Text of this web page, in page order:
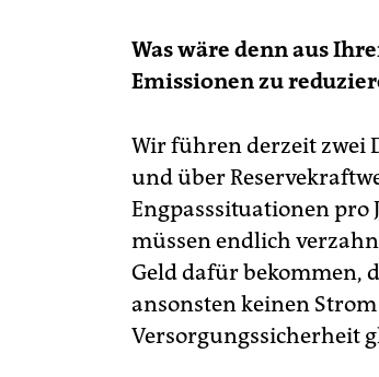
Was wäre denn aus
Emissionen zu
Wir führen derzeit zwei
und über
Engpasssituationen pro
müssen endlich
Geld dafür bekommen,
ansonsten keinen
Versorgungssicherheit